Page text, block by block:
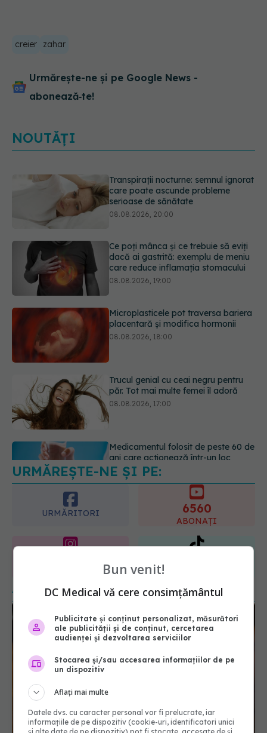
creier zahar
Urmărește-ne și pe Google News -
abonează‑te!
NOUTĂȚI
Ce poți mânca și ce trebuie să eviți
dacă ai gastrită: exemplu de meniu
care reduce inflamația stomacului
08.08.2026, 19:00
Microplasticele pot traversa bariera
placentară și modifica hormonii
08.08.2026, 18:00
Trucul genial cu ceai negru pentru
păr. Tot mai multe femei îl adoră
08.08.2026, 17:00
Medicamentul folosit de peste 60 de
ani care acționează într-un loc
neașteptat
Transpirații nocturne: semnul ignorat
care poate ascunde probleme
serioase de sănătate
08.08.2026, 20:00
URMĂREȘTE-NE ȘI PE:
URMĂRITORI
ABONAȚI
URMĂRITORI
1401
URMĂRITORI
Alimentele care reduc inflamația în două
săptămâni. Medicii le recomandă
Bun venit!
DC Medical vă cere consimțământul
Publicitate și conținut personalizat, măsurători
ale publicității și de conținut, cercetarea
audienței și dezvoltarea serviciilor
Stocarea și/sau accesarea informațiilor de pe
un dispozitiv
Aflați mai multe
Datele dvs. cu caracter personal vor fi prelucrate, iar
informațiile de pe dispozitiv (cookie-uri, identificatori unici